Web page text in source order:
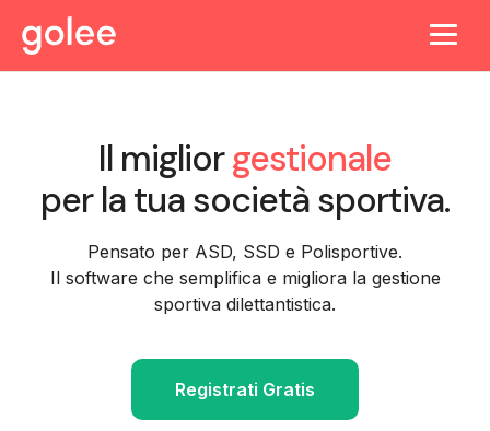
Il migliorgestionale
per la tua società sportiva.
Pensato per ASD, SSD e Polisportive.
Il software che semplifica e migliora la gestione
sportiva dilettantistica.
Registrati Gratis